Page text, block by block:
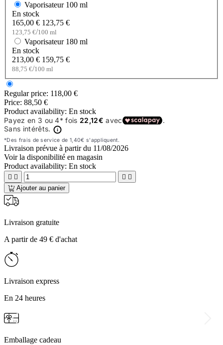
Vaporisateur 100 ml
En stock
165,00 € 123,75 €
123,75 €/100 ml
Vaporisateur 180 ml
En stock
213,00 € 159,75 €
88,75 €/100 ml
Regular price: 118,00 €
Price: 88,50 €
Product availability: En stock
Livraison prévue à partir du 11/08/2026
Voir la disponibilité en magasin
Product availability: En stock
   
Ajouter au panier
Livraison gratuite
A partir de 49 € d'achat
Livraison express
En 24 heures
Emballage cadeau